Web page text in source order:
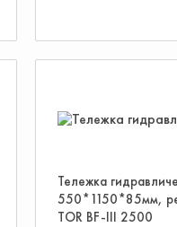
Тележка
550*1150*85мм,
TOR BF-III 2500